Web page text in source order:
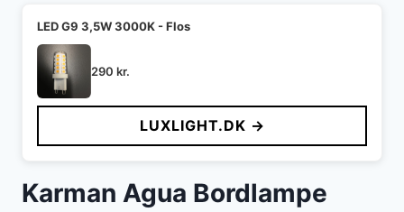
LED G9 3,5W 3000K - Flos
290 kr.
LUXLIGHT.DK →
Karman Agua Bordlampe